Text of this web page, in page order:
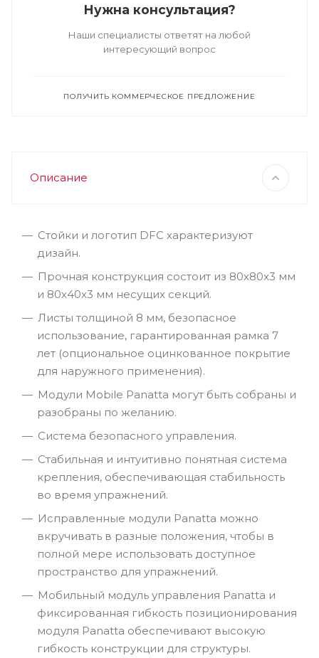
Нужна консультация?
Наши специалисты ответят на любой
интересующий вопрос
ПОЛУЧИТЬ КОММЕРЧЕСКОЕ ПРЕДЛОЖЕНИЕ
Описание
Стойки и логотип DFC характеризуют
дизайн.
Прочная конструкция состоит из 80x80x3 мм
и 80x40x3 мм несущих секций.
Листы толщиной 8 мм, безопасное
использование, гарантированная рамка 7
лет (опциональное оцинкованное покрытие
для наружного применения).
Модули Mobile Panatta могут быть собраны и
разобраны по желанию.
Система безопасного управления.
Стабильная и интуитивно понятная система
крепления, обеспечивающая стабильность
во время упражнений.
Исправленные модули Panatta можно
вкручивать в разные положения, чтобы в
полной мере использовать доступное
пространство для упражнений.
Мобильный модуль управления Panatta и
фиксированная гибкость позиционирования
модуля Panatta обеспечивают высокую
гибкость конструкции для структуры.